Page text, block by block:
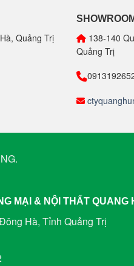
Quảng Trị
138-140
Quảng Trị
MẠI & NỘI THẤT QUANG
Hà, Tỉnh Quảng Trị